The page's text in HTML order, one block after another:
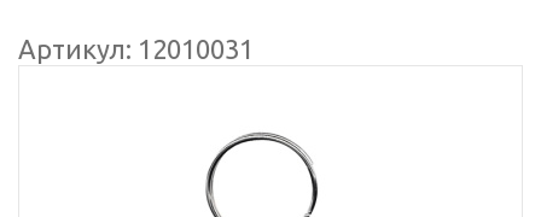
Артикул: 12010031